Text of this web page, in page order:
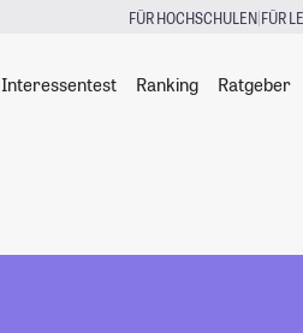
FÜR HOCHSCHULEN|FÜR
Interessentest Ranking Ratgeber